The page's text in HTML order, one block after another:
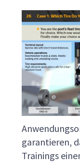
garantieren,
Trainings